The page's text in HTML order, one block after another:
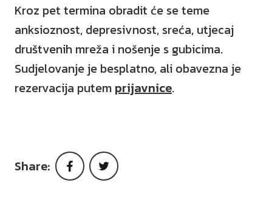
Kroz pet termina obradit će se teme
anksioznost, depresivnost, sreća, utjecaj
društvenih mreža i nošenje s gubicima.
Sudjelovanje je besplatno, ali obavezna je
rezervacija putem prijavnice.
Share: Facebook